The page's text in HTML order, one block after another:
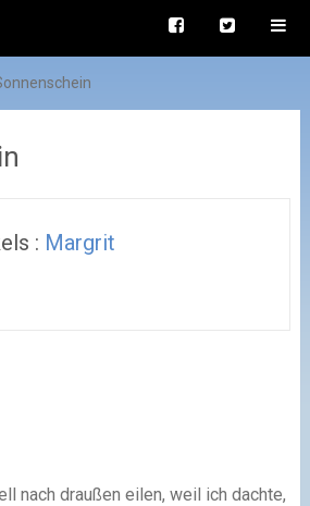
: Margrit
nach draußen eilen, weil ich dachte,